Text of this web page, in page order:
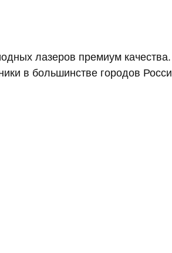
лазеров премиум качества.
в большинстве городов